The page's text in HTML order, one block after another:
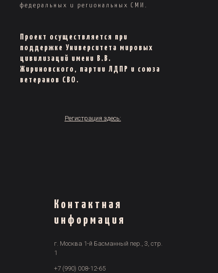
федеральных и региональных СМИ.
Проект осуществляется при
поддержке Университета мировых
цивилизаций имени В.В.
Жириновского, партии ЛДПР и союза
ветеранов СВО.
Регистрация здесь:
Контактная
информация
г. Москва 1-й Басманный пер., 3, стр.
1
+7 (990) 008-12-65